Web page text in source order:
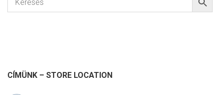
CÍMÜNK – STORE LOCATION